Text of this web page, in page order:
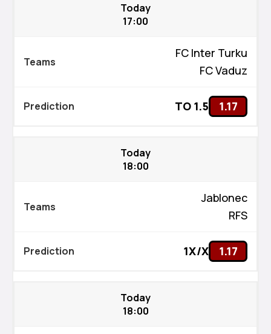
Today
17:00
FC Inter Turku
FC Vaduz
TO 1.5 1.17
Today
18:00
Jablonec
RFS
1X/X 1.17
Today
18:00